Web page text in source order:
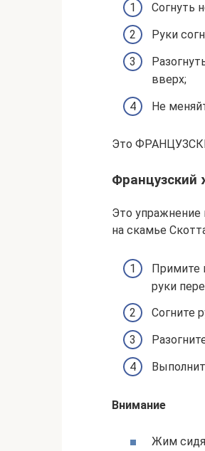
Согнуть
Руки
вверх;
Не
Это
Французский
Это упражнение
на скамье
Примите
руки
Согните
Внимание
Жим сидя